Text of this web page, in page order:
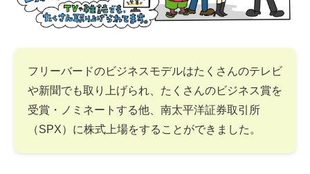
フリーバードのビジネスモデルはたくさんのテレビ
や新聞でも取り上げられ、たくさんのビジネス賞を
受賞・ノミネートする他、南太平洋証券取引所
（SPX）に株式上場をすることができました。